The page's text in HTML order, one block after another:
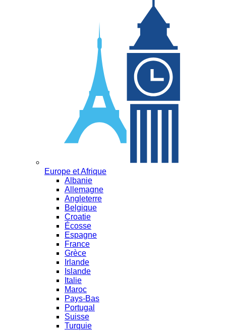
Europe et Afrique
Albanie
Allemagne
Angleterre
Belgique
Croatie
Écosse
Espagne
France
Grèce
Irlande
Islande
Italie
Maroc
Pays-Bas
Portugal
Suisse
Turquie